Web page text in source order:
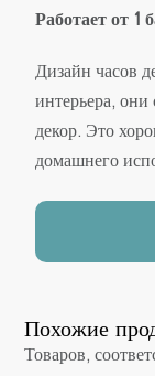
Работает от 1
Дизайн часов
интерьера, они
декор. Это
домашнего
Похожие
Товаров,